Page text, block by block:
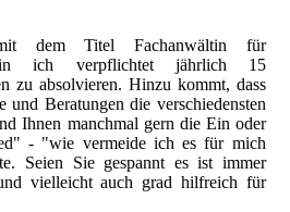
dem Titel Fachanwältin für
ich verpflichtet jährlich 15
zu absolvieren. Hinzu kommt, dass
Beratungen die verschiedensten
Ihnen manchmal gern die Ein oder
- "wie vermeide ich es für mich
Seien Sie gespannt es ist immer
vielleicht auch grad hilfreich für